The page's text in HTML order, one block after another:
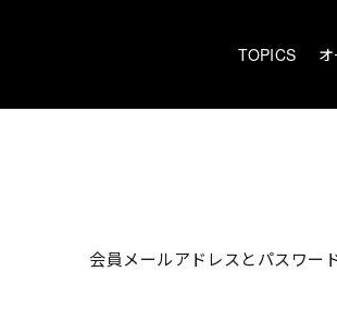
TOPICS
会員メールアドレスとパスワー